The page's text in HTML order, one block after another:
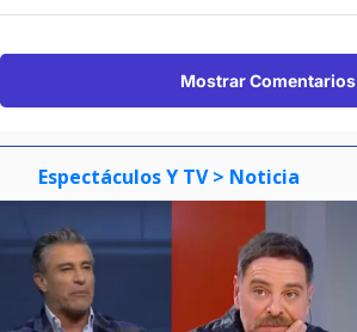
Mostrar Comentarios
Espectáculos Y TV > Noticia